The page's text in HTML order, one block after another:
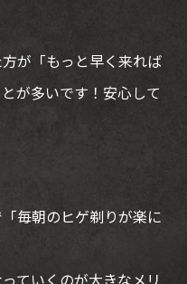
が「もっと早く来れば
が多いです！安心して
毎朝のヒゲ剃りが楽に
ていくのが大きなメリ